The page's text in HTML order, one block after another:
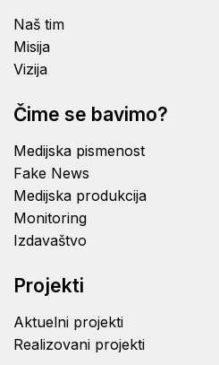
Naš tim
Misija
Vizija
Čime se bavimo?
Medijska pismenost
Fake News
Medijska produkcija
Monitoring
Izdavaštvo
Projekti
Aktuelni projekti
Realizovani projekti